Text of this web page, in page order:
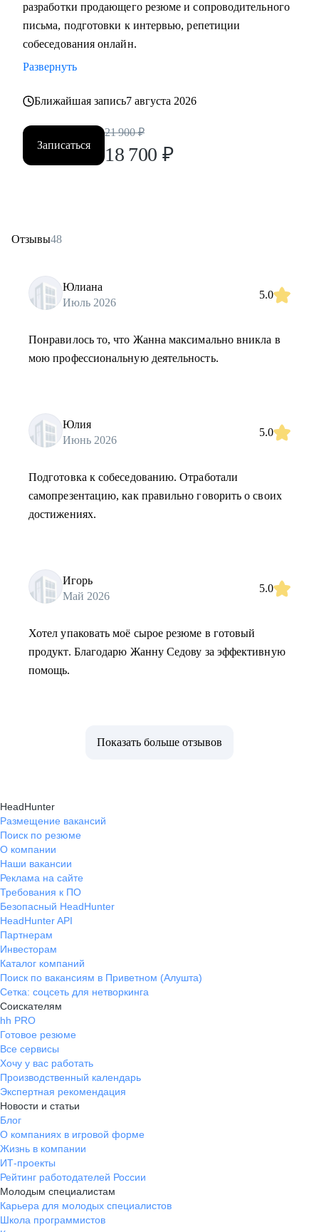
разработки продающего резюме и сопроводительного
письма, подготовки к интервью, репетиции
собеседования онлайн.
Развернуть
Ближайшая запись7 августа 2026
Записаться
21 900 ₽
18 700 ₽
Отзывы48
Юлиана
Июль 2026
5.0
Понравилось то, что Жанна максимально вникла в
мою профессиональную деятельность.
Юлия
Июнь 2026
5.0
Подготовка к собеседованию. Отработали
самопрезентацию, как правильно говорить о своих
достижениях.
Игорь
Май 2026
5.0
Хотел упаковать моё сырое резюме в готовый
продукт. Благодарю Жанну Седову за эффективную
помощь.
Показать больше отзывов
HeadHunter
Размещение вакансий
Поиск по резюме
О компании
Наши вакансии
Реклама на сайте
Требования к ПО
Безопасный HeadHunter
HeadHunter API
Партнерам
Инвесторам
Каталог компаний
Поиск по вакансиям в Приветном (Алушта)
Сетка: соцсеть для нетворкинга
Соискателям
hh PRO
Готовое резюме
Все сервисы
Хочу у вас работать
Производственный календарь
Экспертная рекомендация
Новости и статьи
Блог
О компаниях в игровой форме
Жизнь в компании
ИТ-проекты
Рейтинг работодателей России
Молодым специалистам
Карьера для молодых специалистов
Школа программистов